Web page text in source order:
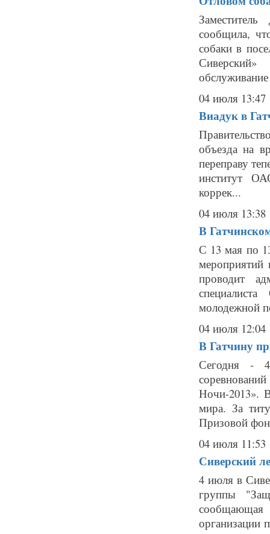
сообщила,
собаки в
04 июля 13:47
Виадук в
объезда на
переправу
институт
коррек...
04 июля 13:38
В
С 13 мая по
мероприятий
проводит
молодежной
04 июля 12:04
В Гатчину
Сегодня - 4
Ночи-2013».
мира. За
Призовой
04 июля 11:53
Сиверский
4 июля в
группы
организации